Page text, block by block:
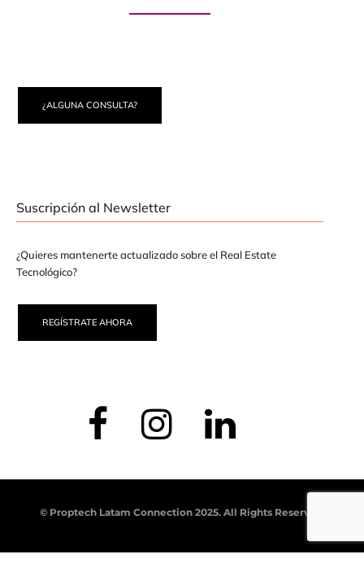
¿ALGUNA CONSULTA?
Suscripción al Newsletter
¿Quieres mantenerte actualizado sobre el Real Estate
Tecnológico?
REGÍSTRATE AHORA
© Proptech Latam Connection 2025. All Rights Reserved.